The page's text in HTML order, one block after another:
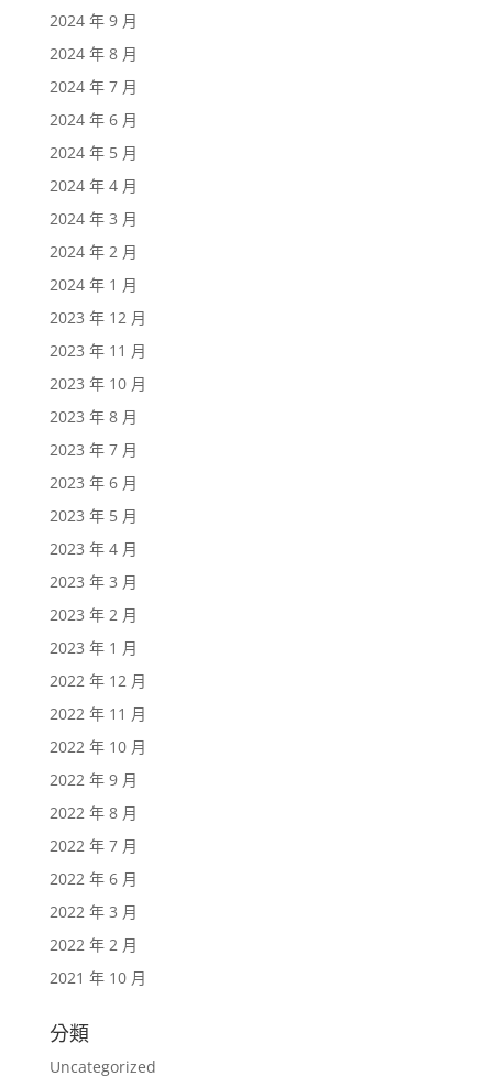
2024 年 9 月
2024 年 8 月
2024 年 7 月
2024 年 6 月
2024 年 5 月
2024 年 4 月
2024 年 3 月
2024 年 2 月
2024 年 1 月
2023 年 12 月
2023 年 11 月
2023 年 10 月
2023 年 8 月
2023 年 7 月
2023 年 6 月
2023 年 5 月
2023 年 4 月
2023 年 3 月
2023 年 2 月
2023 年 1 月
2022 年 12 月
2022 年 11 月
2022 年 10 月
2022 年 9 月
2022 年 8 月
2022 年 7 月
2022 年 6 月
2022 年 3 月
2022 年 2 月
2021 年 10 月
分類
Uncategorized